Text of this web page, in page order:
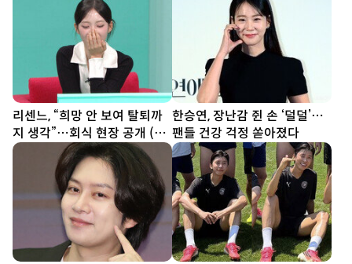
리센느, “희망 안 보여 탈퇴까
지 생각”…회식 현장 공개 (전
참시)
한승연, 장난감 쥔 손 ‘덜덜’…
팬들 건강 걱정 쏟아졌다